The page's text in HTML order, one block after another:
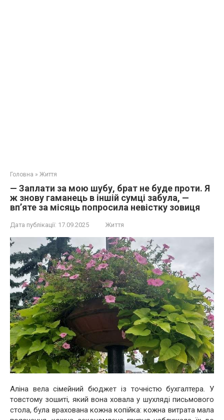
Головна » Життя
— Заплати за мою шубу, брат не буде проти. Я
ж знову гаманець в іншій сумці забула, —
вп’яте за місяць попросила невістку зовиця
Дата публікації: 17.09.2025 Життя
Аліна вела сімейний бюджет із точністю бухгалтера. У
товстому зошиті, який вона ховала у шухляді письмового
стола, була врахована кожна копійка: кожна витрата мала